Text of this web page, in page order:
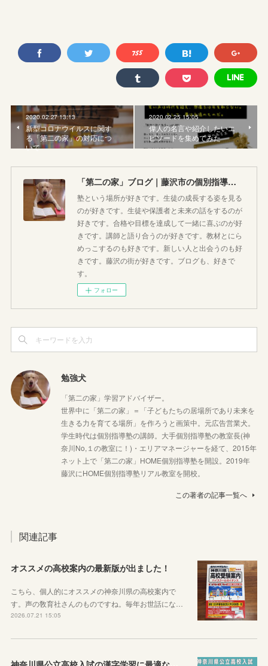
2020.02.27 13:13
新型コロナウイルスに関す
る「第二の家」の対応につ
いて
2020.02.25 15:05
偉人の名言や紹介したいエ
ピソードを集めてみた
「第二の家」ブログ｜藤沢市の個別指導塾のお話
塾という場所が好きです。生徒の成長する姿を見る
のが好きです。生徒や保護者と未来の話をするのが
好きです。合格や目標を達成して一緒に喜ぶのが好
きです。講師と語り合うのが好きです。教材とにら
めっこするのも好きです。新しい人と出会うのも好
きです。藤沢の街が好きです。ブログも、好きで
す。
フォロー
勉強犬
「第二の家」学習アドバイザー。
世界中に「第二の家」＝「子どもたちの居場所であり未来を
生きる力を育てる場所」を作ろうと画策中。元広告営業犬。
学生時代は個別指導塾の講師。大手個別指導塾の教室長(神
奈川No,１の教室に！)・エリアマネージャーを経て、2015年
ネット上で「第二の家」HOME個別指導塾を開設。2019年
藤沢にHOME個別指導塾リアル教室を開校。
この著者の記事一覧へ
関連記事
オススメの高校案内の最新版が出ました！
こちら、個人的にオススメの神奈川県の高校案内で
す。声の敎育社さんのものですね。毎年お世話にな…
2026.07.21 15:05